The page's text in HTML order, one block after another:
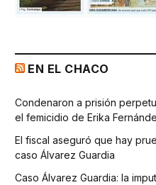
EN EL CHACO
Condenaron a prisión
el femicidio de Erika
El fiscal aseguró que hay
caso Álvarez Guardia
Caso Álvarez Guardia: la